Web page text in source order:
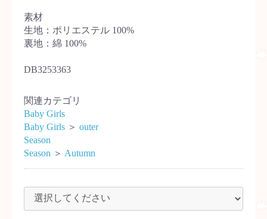
素材
生地：ポリエステル 100%
裏地：綿 100%
DB3253363
関連カテゴリ
Baby Girls
Baby Girls ＞ outer
Season
Season ＞ Autumn